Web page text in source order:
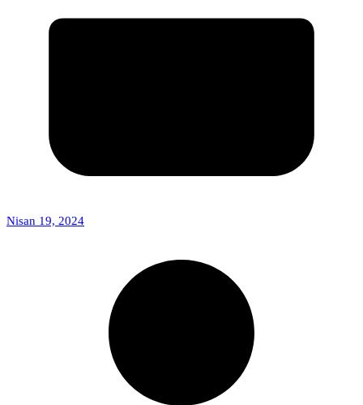
Nisan 19, 2024